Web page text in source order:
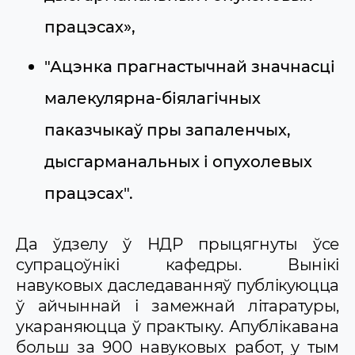
працэсах»,
"Ацэнка прагнастычнай значнасці
малекулярна-біялагічных
паказчыкаў пры запаленчых,
дысгарманальных і опухолевых
працэсах".
Да ўдзелу ў НДР прыцягнуты ўсе
супрацоўнікі кафедры. Вынікі
навуковых даследаванняў публікуюцца
ў айчыннай і замежнай літаратуры,
укараняюцца ў практыку. Апублікавана
больш за 900 навуковых работ, у тым